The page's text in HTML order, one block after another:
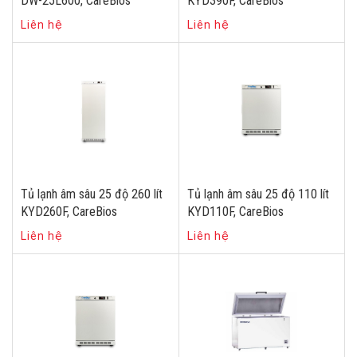
Liên hệ Liên hệ
Tủ lạnh âm sâu 25 độ 260 lít
KYD260F, CareBios
Liên hệ
Tủ lạnh âm sâu 25 độ 110 lít
KYD110F, CareBios
Liên hệ